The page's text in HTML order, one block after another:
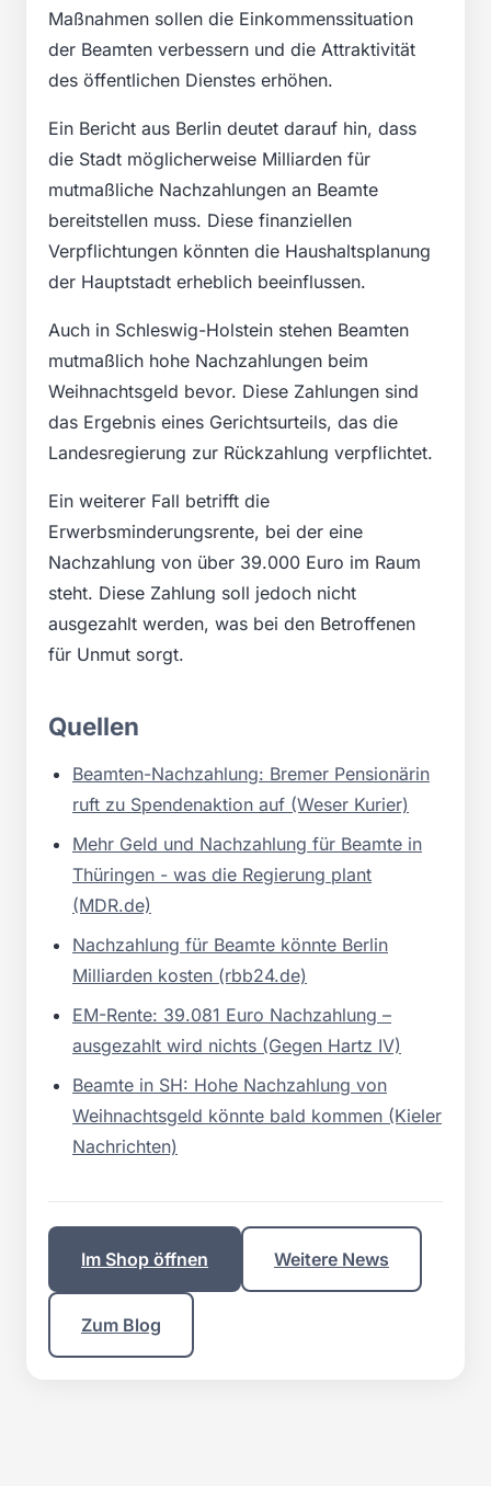
Maßnahmen sollen die Einkommenssituation
der Beamten verbessern und die Attraktivität
des öffentlichen Dienstes erhöhen.
Ein Bericht aus Berlin deutet darauf hin, dass
die Stadt möglicherweise Milliarden für
mutmaßliche Nachzahlungen an Beamte
bereitstellen muss. Diese finanziellen
Verpflichtungen könnten die Haushaltsplanung
der Hauptstadt erheblich beeinflussen.
Auch in Schleswig-Holstein stehen Beamten
mutmaßlich hohe Nachzahlungen beim
Weihnachtsgeld bevor. Diese Zahlungen sind
das Ergebnis eines Gerichtsurteils, das die
Landesregierung zur Rückzahlung verpflichtet.
Ein weiterer Fall betrifft die
Erwerbsminderungsrente, bei der eine
Nachzahlung von über 39.000 Euro im Raum
steht. Diese Zahlung soll jedoch nicht
ausgezahlt werden, was bei den Betroffenen
für Unmut sorgt.
Quellen
Beamten-Nachzahlung: Bremer Pensionärin
ruft zu Spendenaktion auf (Weser Kurier)
Mehr Geld und Nachzahlung für Beamte in
Thüringen - was die Regierung plant
(MDR.de)
Nachzahlung für Beamte könnte Berlin
Milliarden kosten (rbb24.de)
EM-Rente: 39.081 Euro Nachzahlung –
ausgezahlt wird nichts (Gegen Hartz IV)
Beamte in SH: Hohe Nachzahlung von
Weihnachtsgeld könnte bald kommen (Kieler
Nachrichten)
Im Shop öffnen Weitere News
Zum Blog